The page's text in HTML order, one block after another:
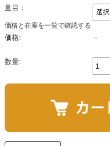
量目：
価格と在庫を一覧で確認する
価格:
－
数量: